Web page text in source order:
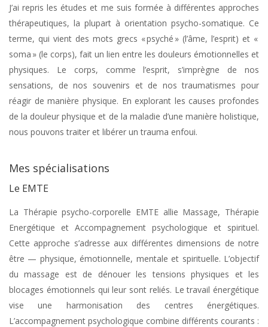
J’ai repris les études et me suis formée à différentes approches
thérapeutiques, la plupart à orientation psycho-somatique. Ce
terme, qui vient des mots grecs « psyché » (l’âme, l’esprit) et «
soma » (le corps), fait un lien entre les douleurs émotionnelles et
physiques. Le corps, comme l’esprit, s’imprègne de nos
sensations, de nos souvenirs et de nos traumatismes pour
réagir de manière physique. En explorant les causes profondes
de la douleur physique et de la maladie d’une manière holistique,
nous pouvons traiter et libérer un trauma enfoui.
Mes spécialisations
Le EMTE
La Thérapie psycho-corporelle EMTE allie Massage, Thérapie
Energétique et Accompagnement psychologique et spirituel.
Cette approche s’adresse aux différentes dimensions de notre
être — physique, émotionnelle, mentale et spirituelle. L’objectif
du massage est de dénouer les tensions physiques et les
blocages émotionnels qui leur sont reliés. Le travail énergétique
vise une harmonisation des centres énergétiques.
L’accompagnement psychologique combine différents courants :